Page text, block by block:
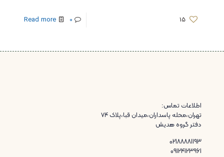
15
0
Read more
اطلاعات تماس:
تهران،محله پاسداران،میدان قبا،پلاک ۷۴
دفتر گروه هدیش
02188881193
09124123961